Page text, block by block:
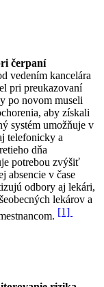
čerpaní
vedením kancelára
pri preukazovaní
po novom museli
aby získali
systém umožňuje v
telefonicky a
dňa
potrebou zvýšiť
absencie v čase
odbory aj lekári,
lekárov a
[1]